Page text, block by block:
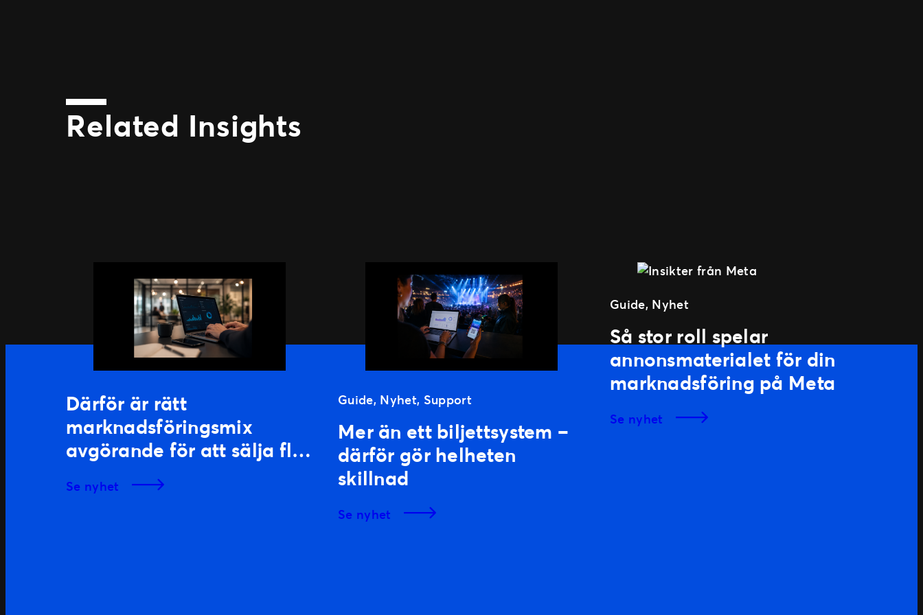
Related Insights
Därför är rätt
marknadsföringsmix
avgörande för att sälja fler
se nyhet
Guide, Nyhet, Support
Mer än ett biljettsystem –
därför gör helheten
skillnad
se nyhet
Guide, Nyhet
Så stor roll spelar
annonsmaterialet för din
marknadsföring på Meta
se nyhet